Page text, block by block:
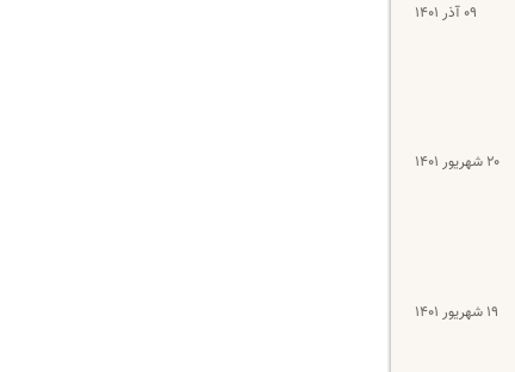
۰۹ آذر ۱۴۰۱
۲۰ شهریور ۱۴۰۱
۱۹ شهریور ۱۴۰۱